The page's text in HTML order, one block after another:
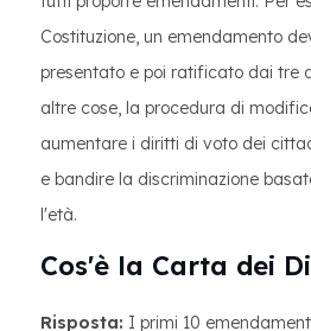
Costituzione, un emendamento
presentato e poi ratificato dai tre
altre cose, la procedura di
aumentare i diritti di voto dei
e bandire la discriminazione
l'età.
Cos'è la Carta dei
Risposta: I primi 10